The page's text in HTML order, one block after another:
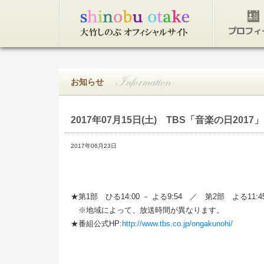
お知らせ
2017年07月15日(土) TBS「音楽の日2017
2017年06月23日
★第1部 ひる14:00 － よる9:54 ／ 第2部 よる
※地域によって、放送時間が異なります。
★番組公式HP: http://www.tbs.co.jp/ongakunohi/